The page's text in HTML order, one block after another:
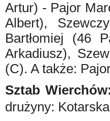
Artur) - Pajor
Albert),
Bartłomiej (46
Arkadiusz),
(C). A także:
Sztab
drużyny: